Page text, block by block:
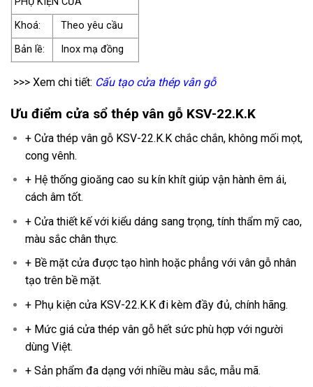
Khoá:
Theo yêu cầu
Bản lề:
Inox mạ đồng
>>> Xem chi tiết: Cấu tạo cửa thép vân gỗ
Ưu điểm cửa sổ thép vân gỗ KSV-22.K.K
+ Cửa thép vân gỗ KSV-22.K.K chắc chắn, không mối mọt,
cong vênh.
+ Hệ thống gioăng cao su kín khít giúp vận hành êm ái,
cách âm tốt.
+ Cửa thiết kế với kiểu dáng sang trọng, tính thẩm mỹ cao,
màu sắc chân thực.
+ Bề mặt cửa được tạo hình hoặc phẳng với vân gỗ nhân
tạo trên bề mặt.
+ Phụ kiện cửa KSV-22.K.K đi kèm đầy đủ, chính hãng.
+ Mức giá cửa thép vân gỗ hết sức phù hợp với người
dùng Việt.
+ Sản phẩm đa dạng với nhiều màu sắc, mẫu mã.